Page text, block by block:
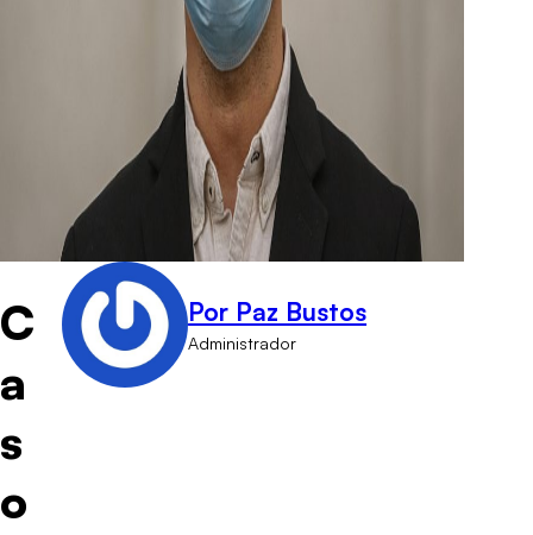
C
a
s
o
Por Paz Bustos
Administrador